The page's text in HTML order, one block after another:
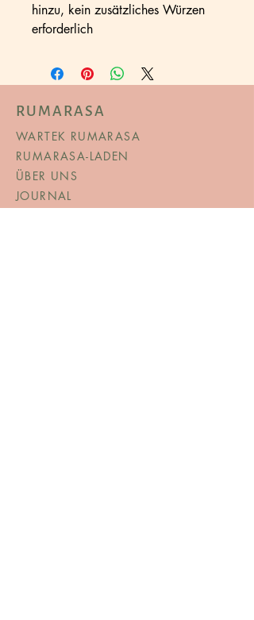
hinzu, kein zusätzliches Würzen
erforderlich
RUMARASA
WARTEK RUMARASA
RUMARASA-LADEN
ÜBER UNS
JOURNAL